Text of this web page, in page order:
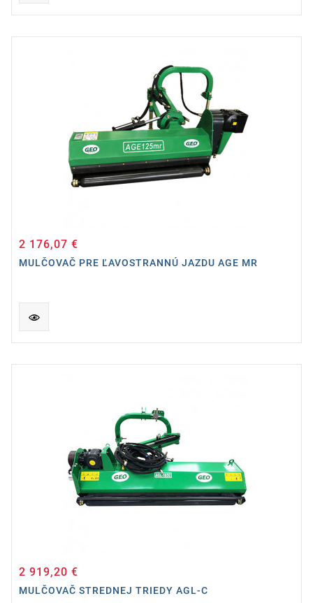
2 176,07 €
MULČOVAČ PRE ĽAVOSTRANNÚ JAZDU AGE MR
2 919,20 €
MULČOVAČ STREDNEJ TRIEDY AGL-C